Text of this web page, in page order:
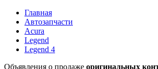
Главная
Автозапчасти
Acura
Legend
Legend 4
Объявления о продаже оригинальных